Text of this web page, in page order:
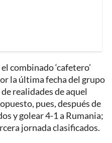
combinado ‘cafetero’
la última fecha del grupo
realidades de aquel
pues, después de
y golear 4-1 a Rumania;
jornada clasificados.